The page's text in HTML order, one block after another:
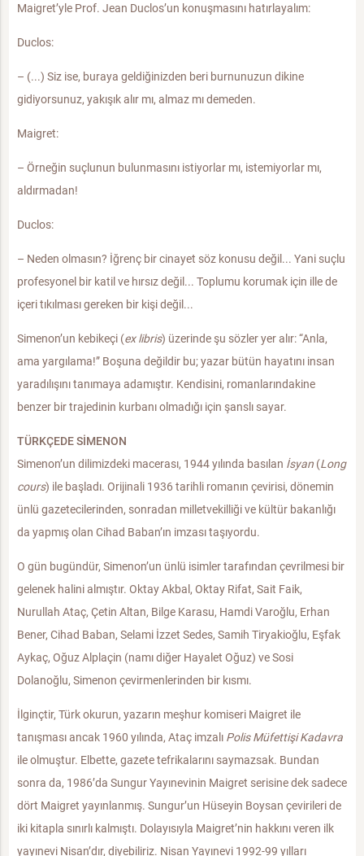
Maigret’yle Prof. Jean Duclos’un konuşmasını hatırlayalım:
Duclos:
– (...) Siz ise, buraya geldiğinizden beri burnunuzun dikine
gidiyorsunuz, yakışık alır mı, almaz mı demeden.
Maigret:
– Örneğin suçlunun bulunmasını istiyorlar mı, istemiyorlar mı,
aldırmadan!
Duclos:
– Neden olmasın? İğrenç bir cinayet söz konusu değil... Yani suçlu
profesyonel bir katil ve hırsız değil... Toplumu korumak için ille de
içeri tıkılması gereken bir kişi değil...
Simenon’un kebikeçi (ex libris) üzerinde şu sözler yer alır: “Anla,
ama yargılama!” Boşuna değildir bu; yazar bütün hayatını insan
yaradılışını tanımaya adamıştır. Kendisini, romanlarındakine
benzer bir trajedinin kurbanı olmadığı için şanslı sayar.
TÜRKÇEDE SİMENON
Simenon’un dilimizdeki macerası, 1944 yılında basılan İsyan (Long
cours) ile başladı. Orijinali 1936 tarihli romanın çevirisi, dönemin
ünlü gazetecilerinden, sonradan milletvekilliği ve kültür bakanlığı
da yapmış olan Cihad Baban’ın imzası taşıyordu.
O gün bugündür, Simenon’un ünlü isimler tarafından çevrilmesi bir
gelenek halini almıştır. Oktay Akbal, Oktay Rifat, Sait Faik,
Nurullah Ataç, Çetin Altan, Bilge Karasu, Hamdi Varoğlu, Erhan
Bener, Cihad Baban, Selami İzzet Sedes, Samih Tiryakioğlu, Eşfak
Aykaç, Oğuz Alplaçin (namı diğer Hayalet Oğuz) ve Sosi
Dolanoğlu, Simenon çevirmenlerinden bir kısmı.
İlginçtir, Türk okurun, yazarın meşhur komiseri Maigret ile
tanışması ancak 1960 yılında, Ataç imzalı Polis Müfettişi Kadavra
ile olmuştur. Elbette, gazete tefrikalarını saymazsak. Bundan
sonra da, 1986’da Sungur Yayınevinin Maigret serisine dek sadece
dört Maigret yayınlanmış. Sungur’un Hüseyin Boysan çevirileri de
iki kitapla sınırlı kalmıştı. Dolayısıyla Maigret’nin hakkını veren ilk
yayınevi Nisan’dır, diyebiliriz. Nisan Yayınevi 1992-99 yılları